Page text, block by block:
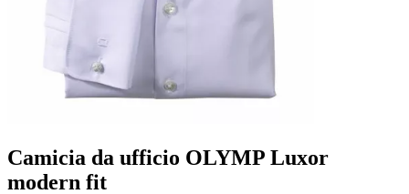
Camicia da ufficio OLYMP Luxor
modern fit